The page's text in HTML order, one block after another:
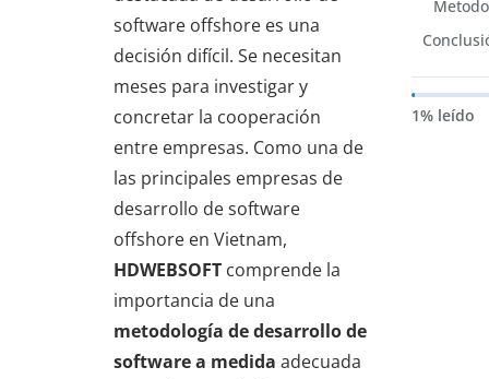
software offshore es una
decisión difícil. Se necesitan
meses para investigar y
concretar la cooperación
entre empresas. Como una de
las principales empresas de
desarrollo de software
offshore en Vietnam,
HDWEBSOFT comprende la
importancia de una
metodología de desarrollo de
software a medida adecuada
1% leído